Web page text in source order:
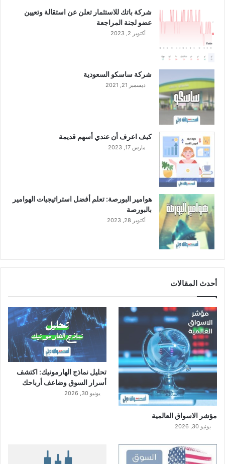
ق
ة
شركة باتك للاستثمار تعلن عن استقالة وتعيين
عضو لجنة المراجعة
أكتوبر 2, 2023
شركة ساسكو السعودية
ديسمبر 21, 2021
كيف اعرف أن عندي أسهم قديمة
مارس 17, 2023
هوامير البورصة: تعلم أفضل استراتيجيات الهوامير
بالبورصة
أكتوبر 28, 2023
أحدث المقالات
مؤشر الاسواق العالمية
يونيو 30, 2026
تحليل نماذج الهارمونيك: اكتشف
أسرار السوق وضاعف أرباحك
يونيو 30, 2026